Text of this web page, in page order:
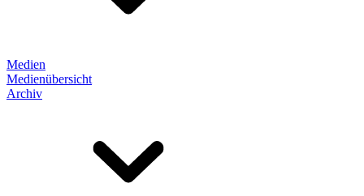
Medien
Medienübersicht
Archiv